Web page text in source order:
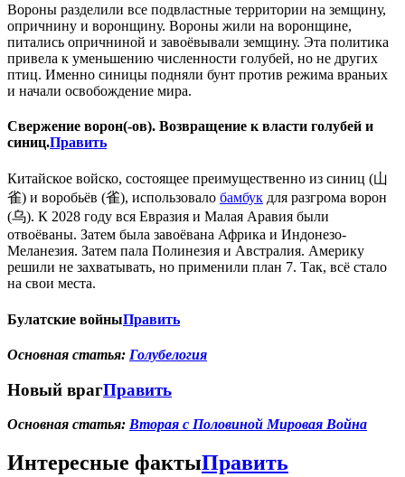
Вороны разделили все подвластные территории на земщину,
опричнину и воронщину. Вороны жили на воронщине,
питались опричниной и завоёвывали земщину. Эта политика
привела к уменьшению численности голубей, но не других
птиц. Именно синицы подняли бунт против режима враньих
и начали освобождение мира.
Свержение ворон(-ов). Возвращение к власти голубей и
синиц.Править
Китайское войско, состоящее преимущественно из синиц (山
雀) и воробьёв (雀), использовало бамбук для разгрома ворон
(乌). К 2028 году вся Евразия и Малая Аравия были
отвоёваны. Затем была завоёвана Африка и Индонезо-
Меланезия. Затем пала Полинезия и Австралия. Америку
решили не захватывать, но применили план 7. Так, всё стало
на свои места.
Булатские войныПравить
Основная статья: Голубелогия
Новый врагПравить
Основная статья: Вторая с Половиной Мировая Война
Интересные фактыПравить